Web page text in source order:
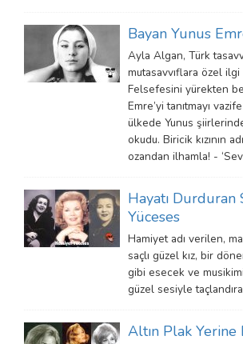
Bayan Yunus
Ayla Algan, Türk
mutasavvıflara özel
Felsefesini yürekten
Emre’yi tanıtmayı
ülkede Yunus
okudu. Biricik kızının
ozandan ilhamla! -
Hayatı Durduran
Yüceses
Hamiyet adı verilen,
saçlı güzel kız, bir
gibi esecek ve
güzel sesiyle
Altın Plak Yerine